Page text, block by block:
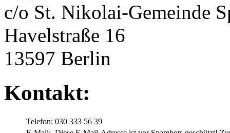
c/o St. Nikolai-Gemeinde
Havelstraße 16
13597 Berlin
Kontakt:
Telefon: 030 333 56 39